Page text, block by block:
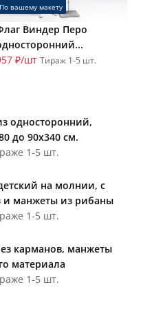
По вашему макету
Виндер Перо
₽/шт Тираж 1-5 шт.
односторонний,
до 90х340 см.
1-5 шт.
на молнии, с
манжеты из рибаны
1-5 шт.
карманов, манжеты
материала
1-5 шт.